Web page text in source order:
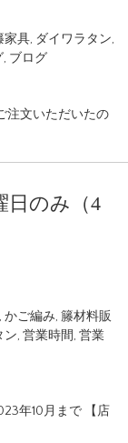
家具, ダイワラタン,
, ブログ
注文いただいたの
日のみ（4
, かご編み, 籐材料販
ン, 営業時間, 営業
年10月まで 【店